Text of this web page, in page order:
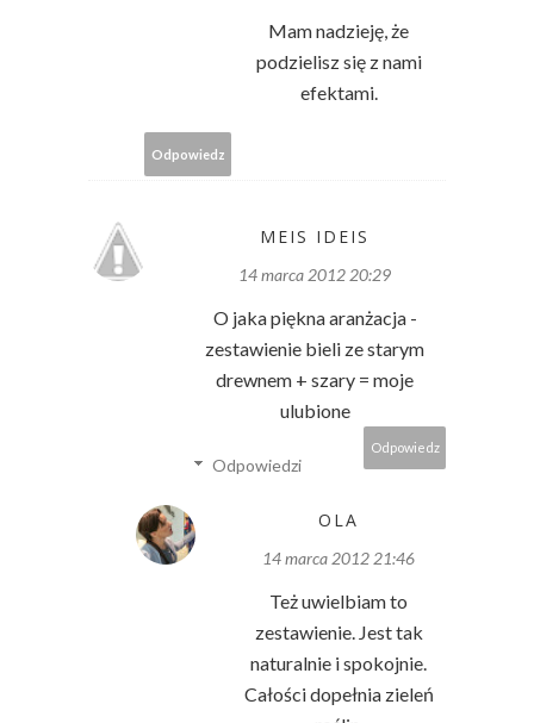
Mam nadzieję, że
podzielisz się z nami
efektami.
Odpowiedz
MEIS IDEIS
14 marca 2012 20:29
O jaka piękna aranżacja -
zestawienie bieli ze starym
drewnem + szary = moje
ulubione
Odpowiedz
Odpowiedzi
OLA
14 marca 2012 21:46
Też uwielbiam to
zestawienie. Jest tak
naturalnie i spokojnie.
Całości dopełnia zieleń